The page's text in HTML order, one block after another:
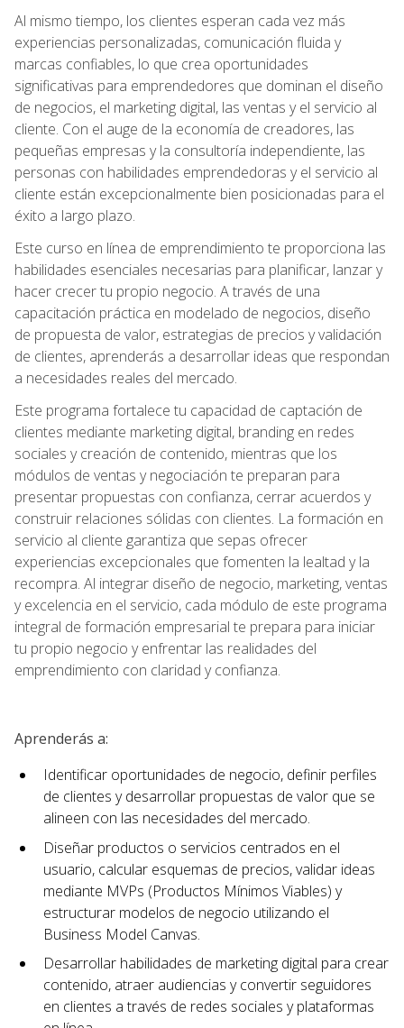
Al mismo tiempo, los clientes esperan cada vez más
experiencias personalizadas, comunicación fluida y
marcas confiables, lo que crea oportunidades
significativas para emprendedores que dominan el diseño
de negocios, el marketing digital, las ventas y el servicio al
cliente. Con el auge de la economía de creadores, las
pequeñas empresas y la consultoría independiente, las
personas con habilidades emprendedoras y el servicio al
cliente están excepcionalmente bien posicionadas para el
éxito a largo plazo.
Este curso en línea de emprendimiento te proporciona las
habilidades esenciales necesarias para planificar, lanzar y
hacer crecer tu propio negocio. A través de una
capacitación práctica en modelado de negocios, diseño
de propuesta de valor, estrategias de precios y validación
de clientes, aprenderás a desarrollar ideas que respondan
a necesidades reales del mercado.
Este programa fortalece tu capacidad de captación de
clientes mediante marketing digital, branding en redes
sociales y creación de contenido, mientras que los
módulos de ventas y negociación te preparan para
presentar propuestas con confianza, cerrar acuerdos y
construir relaciones sólidas con clientes. La formación en
servicio al cliente garantiza que sepas ofrecer
experiencias excepcionales que fomenten la lealtad y la
recompra. Al integrar diseño de negocio, marketing, ventas
y excelencia en el servicio, cada módulo de este programa
integral de formación empresarial te prepara para iniciar
tu propio negocio y enfrentar las realidades del
emprendimiento con claridad y confianza.
Aprenderás a:
Identificar oportunidades de negocio, definir perfiles
de clientes y desarrollar propuestas de valor que se
alineen con las necesidades del mercado.
Diseñar productos o servicios centrados en el
usuario, calcular esquemas de precios, validar ideas
mediante MVPs (Productos Mínimos Viables) y
estructurar modelos de negocio utilizando el
Business Model Canvas.
Desarrollar habilidades de marketing digital para crear
contenido, atraer audiencias y convertir seguidores
en clientes a través de redes sociales y plataformas